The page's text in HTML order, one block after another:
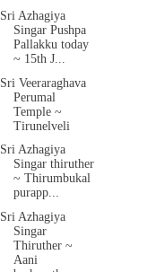
Sri Azhagiya
Singar Pushpa
Pallakku today
~ 15th J...
Sri Veeraraghava
Perumal
Temple ~
Tirunelveli
Sri Azhagiya
Singar thiruther
~ Thirumbukal
purapp...
Sri Azhagiya
Singar
Thiruther ~
Aani